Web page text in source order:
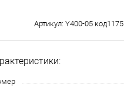
Артикул: Y400-05 код1175